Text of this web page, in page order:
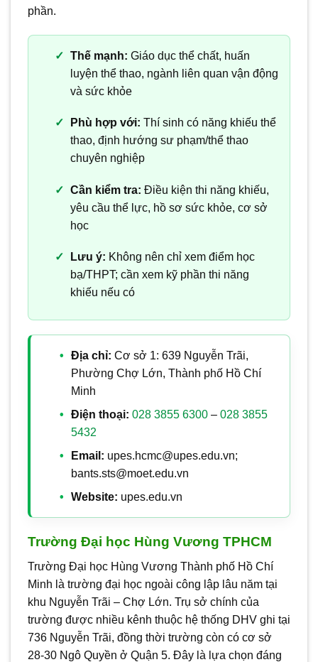
phần.
Thế mạnh: Giáo dục thể chất, huấn
luyện thể thao, ngành liên quan vận động
và sức khỏe
Phù hợp với: Thí sinh có năng khiếu thể
thao, định hướng sư phạm/thể thao
chuyên nghiệp
Cần kiểm tra: Điều kiện thi năng khiếu,
yêu cầu thể lực, hồ sơ sức khỏe, cơ sở
học
Lưu ý: Không nên chỉ xem điểm học
bạ/THPT; cần xem kỹ phần thi năng
khiếu nếu có
Địa chỉ: Cơ sở 1: 639 Nguyễn Trãi,
Phường Chợ Lớn, Thành phố Hồ Chí
Minh
Điện thoại: 028 3855 6300– 028 3855
5432
Email: upes.hcmc@upes.edu.vn;
bants.sts@moet.edu.vn
Website: upes.edu.vn
Trường Đại học Hùng Vương TPHCM
Trường Đại học Hùng Vương Thành phố Hồ Chí
Minh là trường đại học ngoài công lập lâu năm tại
khu Nguyễn Trãi – Chợ Lớn. Trụ sở chính của
trường được nhiều kênh thuộc hệ thống DHV ghi tại
736 Nguyễn Trãi, đồng thời trường còn có cơ sở
28-30 Ngô Quyền ở Quận 5. Đây là lựa chọn đáng